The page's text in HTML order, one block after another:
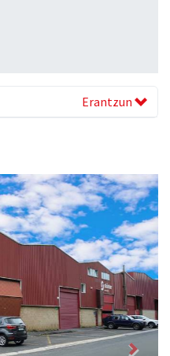
Erantzun